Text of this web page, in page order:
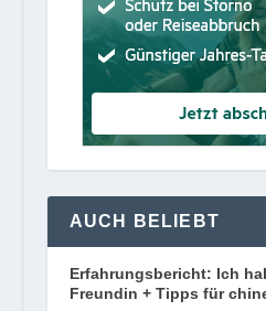
AUCH BELIEBT
Erfahrungsbericht: Ich
Freundin + Tipps für